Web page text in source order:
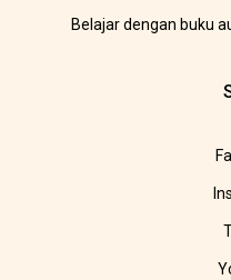
Belajar dengan buku